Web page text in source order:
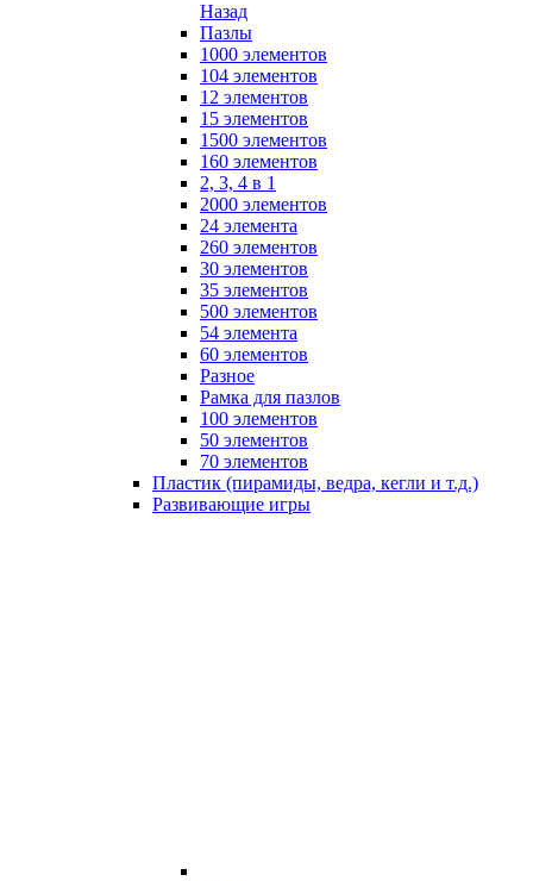
Назад
Пазлы
1000 элементов
104 элементов
12 элементов
15 элементов
1500 элементов
160 элементов
2, 3, 4 в 1
2000 элементов
24 элемента
260 элементов
30 элементов
35 элементов
500 элементов
54 элемента
60 элементов
Разное
Рамка для пазлов
100 элементов
50 элементов
70 элементов
Пластик (пирамиды, ведра, кегли и т.д.)
Развивающие игры